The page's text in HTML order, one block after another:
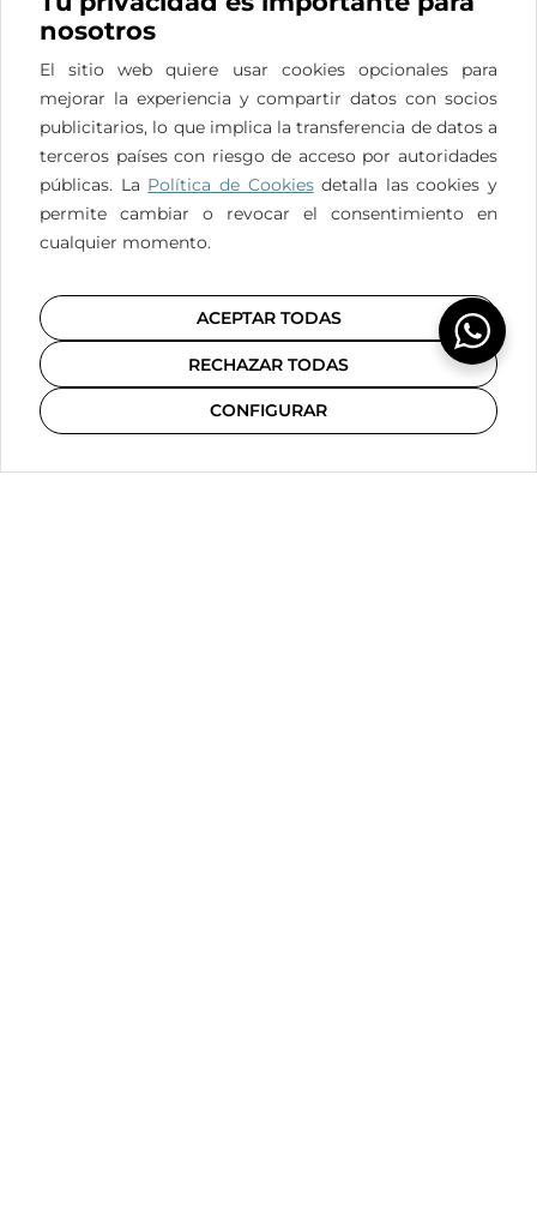
EndodonciaCórdoba EnjuagueBucal
HigieneDental HigieneOral Navidad
Odontología Odontopediatría
PrevenciónBucal PrevenciónDental
ProblemasDentales
SaludBucodental SaludDental SaludOral
SonrisaPerfecta SonrisaSaludabl
SonrisaSaludable TratamientoDental